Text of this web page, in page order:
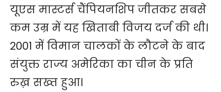
यूएस मास्टर्स चैंपियनशिप जीतकर सबसे
कम उम्र में यह खिताबी विजय दर्ज की थी।
2001 में विमान चालकों के लौटने के बाद
संयुक्त राज्य अमेरिका का चीन के प्रति
रुख़ सख्त हुआ।